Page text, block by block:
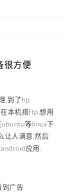
很方便
,到了hp
本机搭ftp,想用
ubuntu等linux下
让人满意.然后
应用.
到广告